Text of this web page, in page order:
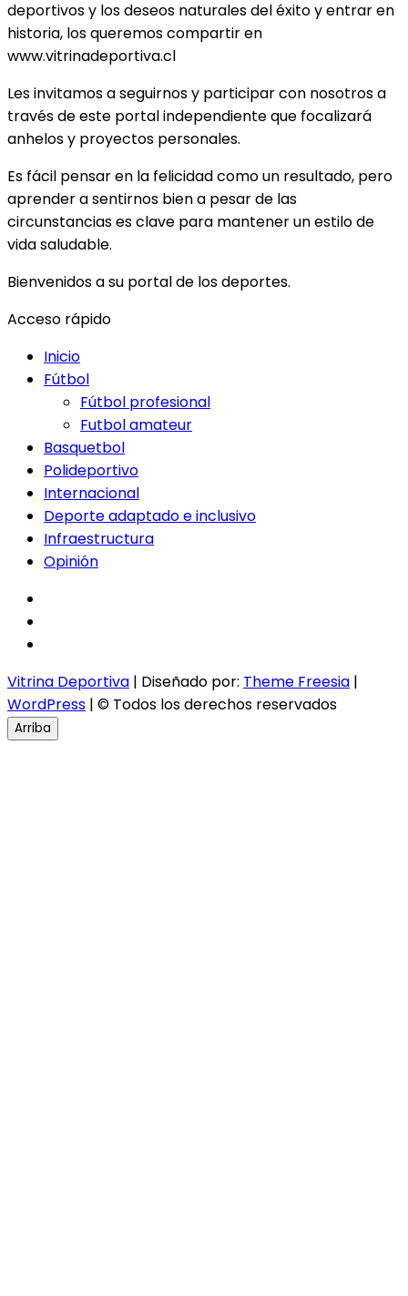
deportivos y los deseos naturales del éxito y entrar en
historia, los queremos compartir en
www.vitrinadeportiva.cl
Les invitamos a seguirnos y participar con nosotros a
través de este portal independiente que focalizará
anhelos y proyectos personales.
Es fácil pensar en la felicidad como un resultado, pero
aprender a sentirnos bien a pesar de las
circunstancias es clave para mantener un estilo de
vida saludable.
Bienvenidos a su portal de los deportes.
Acceso rápido
Inicio
Fútbol
Fútbol profesional
Futbol amateur
Basquetbol
Polideportivo
Internacional
Deporte adaptado e inclusivo
Infraestructura
Opinión
Vitrina Deportiva | Diseñado por: Theme Freesia |
WordPress | © Todos los derechos reservados
Arriba